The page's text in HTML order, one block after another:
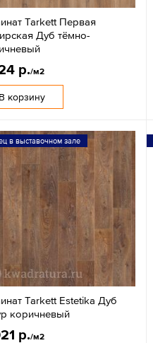
Tarkett Первая
Дуб тёмно-
р./м2
В корзину
в выставочном зале
Tarkett Estetika Дуб
коричневый
р./м2